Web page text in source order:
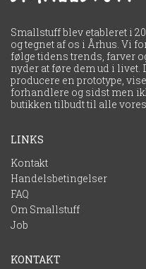
Smallstuff blev etableret i
og tegnet af os i Århus. Vi
følge tidens trends, farver
nyder at føre dem ud i livet.
producere en prototype,
forhandlere og sidst men
LINKS
Kontakt
Handelsbetingelser
FAQ
Om Smallstuff
Job
KONTAKT